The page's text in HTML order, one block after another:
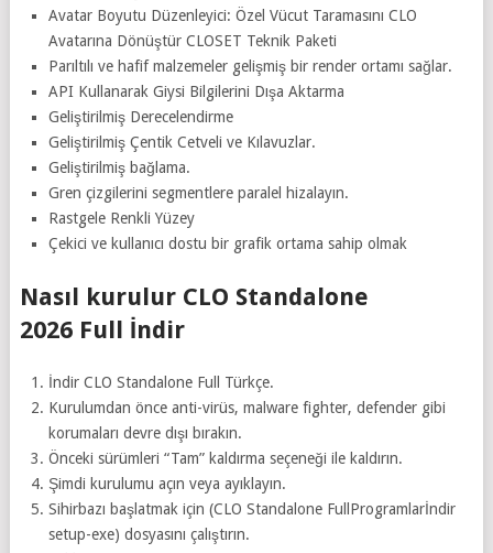
Avatar Boyutu Düzenleyici: Özel Vücut Taramasını CLO
Avatarına Dönüştür CLOSET Teknik Paketi
Parıltılı ve hafif malzemeler gelişmiş bir render ortamı sağlar.
API Kullanarak Giysi Bilgilerini Dışa Aktarma
Geliştirilmiş Derecelendirme
Geliştirilmiş Çentik Cetveli ve Kılavuzlar.
Geliştirilmiş bağlama.
Gren çizgilerini segmentlere paralel hizalayın.
Rastgele Renkli Yüzey
Çekici ve kullanıcı dostu bir grafik ortama sahip olmak
Nasıl kurulur CLO Standalone
2026 Full İndir
İndir CLO Standalone Full Türkçe.
Kurulumdan önce anti-virüs, malware fighter, defender gibi
korumaları devre dışı bırakın.
Önceki sürümleri “Tam” kaldırma seçeneği ile kaldırın.
Şimdi kurulumu açın veya ayıklayın.
Sihirbazı başlatmak için (CLO Standalone FullProgramlarİndir
setup-exe) dosyasını çalıştırın.